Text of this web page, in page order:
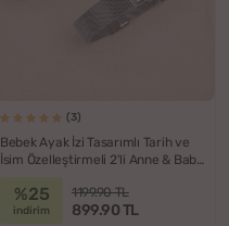
(3)
Bebek Ayak İzi Tasarımlı Tarih ve
İsim Özelleştirmeli 2'li Anne & Baba
%25
indirim
1199.90 TL
899.90 TL